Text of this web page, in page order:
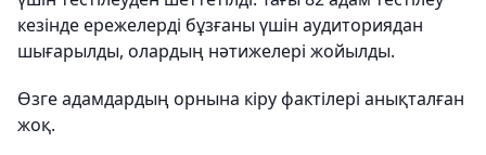
кезінде ережелерді бұзғаны үшін аудиториядан
шығарылды, олардың нәтижелері жойылды.
Өзге адамдардың орнына кіру фактілері анықталған
жоқ.